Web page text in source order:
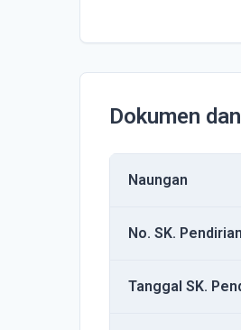
Dokumen
Naungan
No. SK. Pendirian
Tanggal SK.